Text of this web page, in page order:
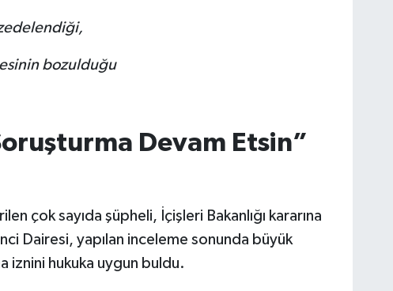
zedelendiği,
bozulduğu
Devam Etsin”
çok sayıda şüpheli, İçişleri Bakanlığı kararına
Dairesi, yapılan inceleme sonunda büyük
iznini hukuka uygun buldu.